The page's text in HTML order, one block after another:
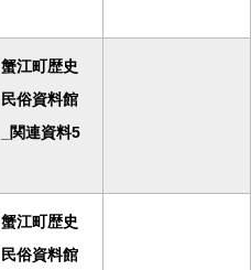
蟹江町歴史
民俗資料館
_関連資料5
蟹江町歴史
民俗資料館